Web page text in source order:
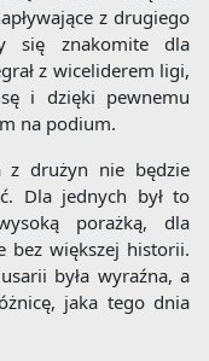
z drugiego
się znakomite dla
z wiceliderem ligi,
i dzięki pewnemu
na podium.
z drużyn nie będzie
Dla jednych był to
porażką, dla
bez większej historii.
była wyraźna, a
jaka tego dnia